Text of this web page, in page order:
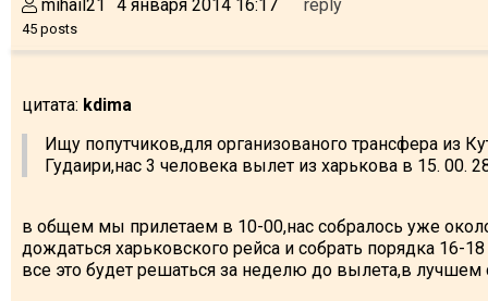
mihail21
45 posts
4 января 2014 16:17 reply
цитата: kdima
Ищу попутчиков,для организованого трансфера из
Гудаири,нас 3 человека вылет из харькова в 15. 00.
в общем мы прилетаем в 10-00,нас собралось уже
дождаться харьковского рейса и собрать порядка 16-
все это будет решаться за неделю до вылета,в лучшем